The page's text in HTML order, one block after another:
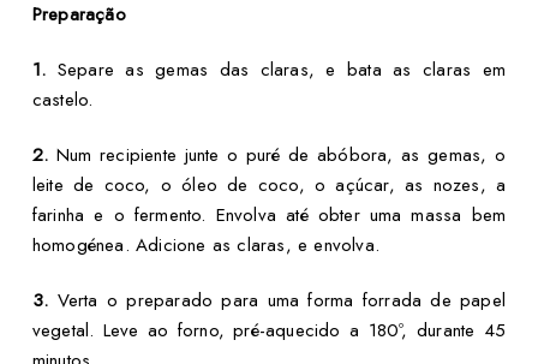
Preparação
1. Separe as gemas das claras, e bata as claras em
castelo.
2. Num recipiente junte o puré de abóbora, as gemas, o
leite de coco, o óleo de coco, o açúcar, as nozes, a
farinha e o fermento. Envolva até obter uma massa bem
homogénea. Adicione as claras, e envolva.
3. Verta o preparado para uma forma forrada de papel
vegetal. Leve ao forno, pré-aquecido a 180º, durante 45